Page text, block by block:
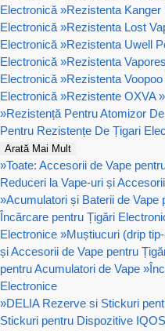
Electronică »Rezistenta
Electronică »Rezistenta Lost
Electronică »Rezistenta Uwell
Electronică »Rezistenta
Electronică »Rezistenta
Electronică »Rezistente OXVA »
»Rezistență Pentru Atomizor
Pentru Rezistențe De Țigari
Arată Mai Mult
»Toate: Accesorii de Vape
Reduceri la Vape-uri și
»Acumulatori și Baterii de Vape
Încărcare pentru Țigări
Electronice »Muștiucuri (drip
și Accesorii de Vape pentru
pentru Acumulatori de Vape »
Electronice
»DELIA Rezerve si Stickuri
Stickuri pentru Dispozitive IQOS